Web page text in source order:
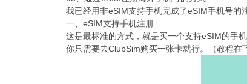
我已经用非eSIM支持手机完成了eSIM手机号的
一、eSIM支持手机注册
这是最标准的方式，就是买一个支持eSIM的手
你只需要去ClubSim购买一张卡就行。（教程在